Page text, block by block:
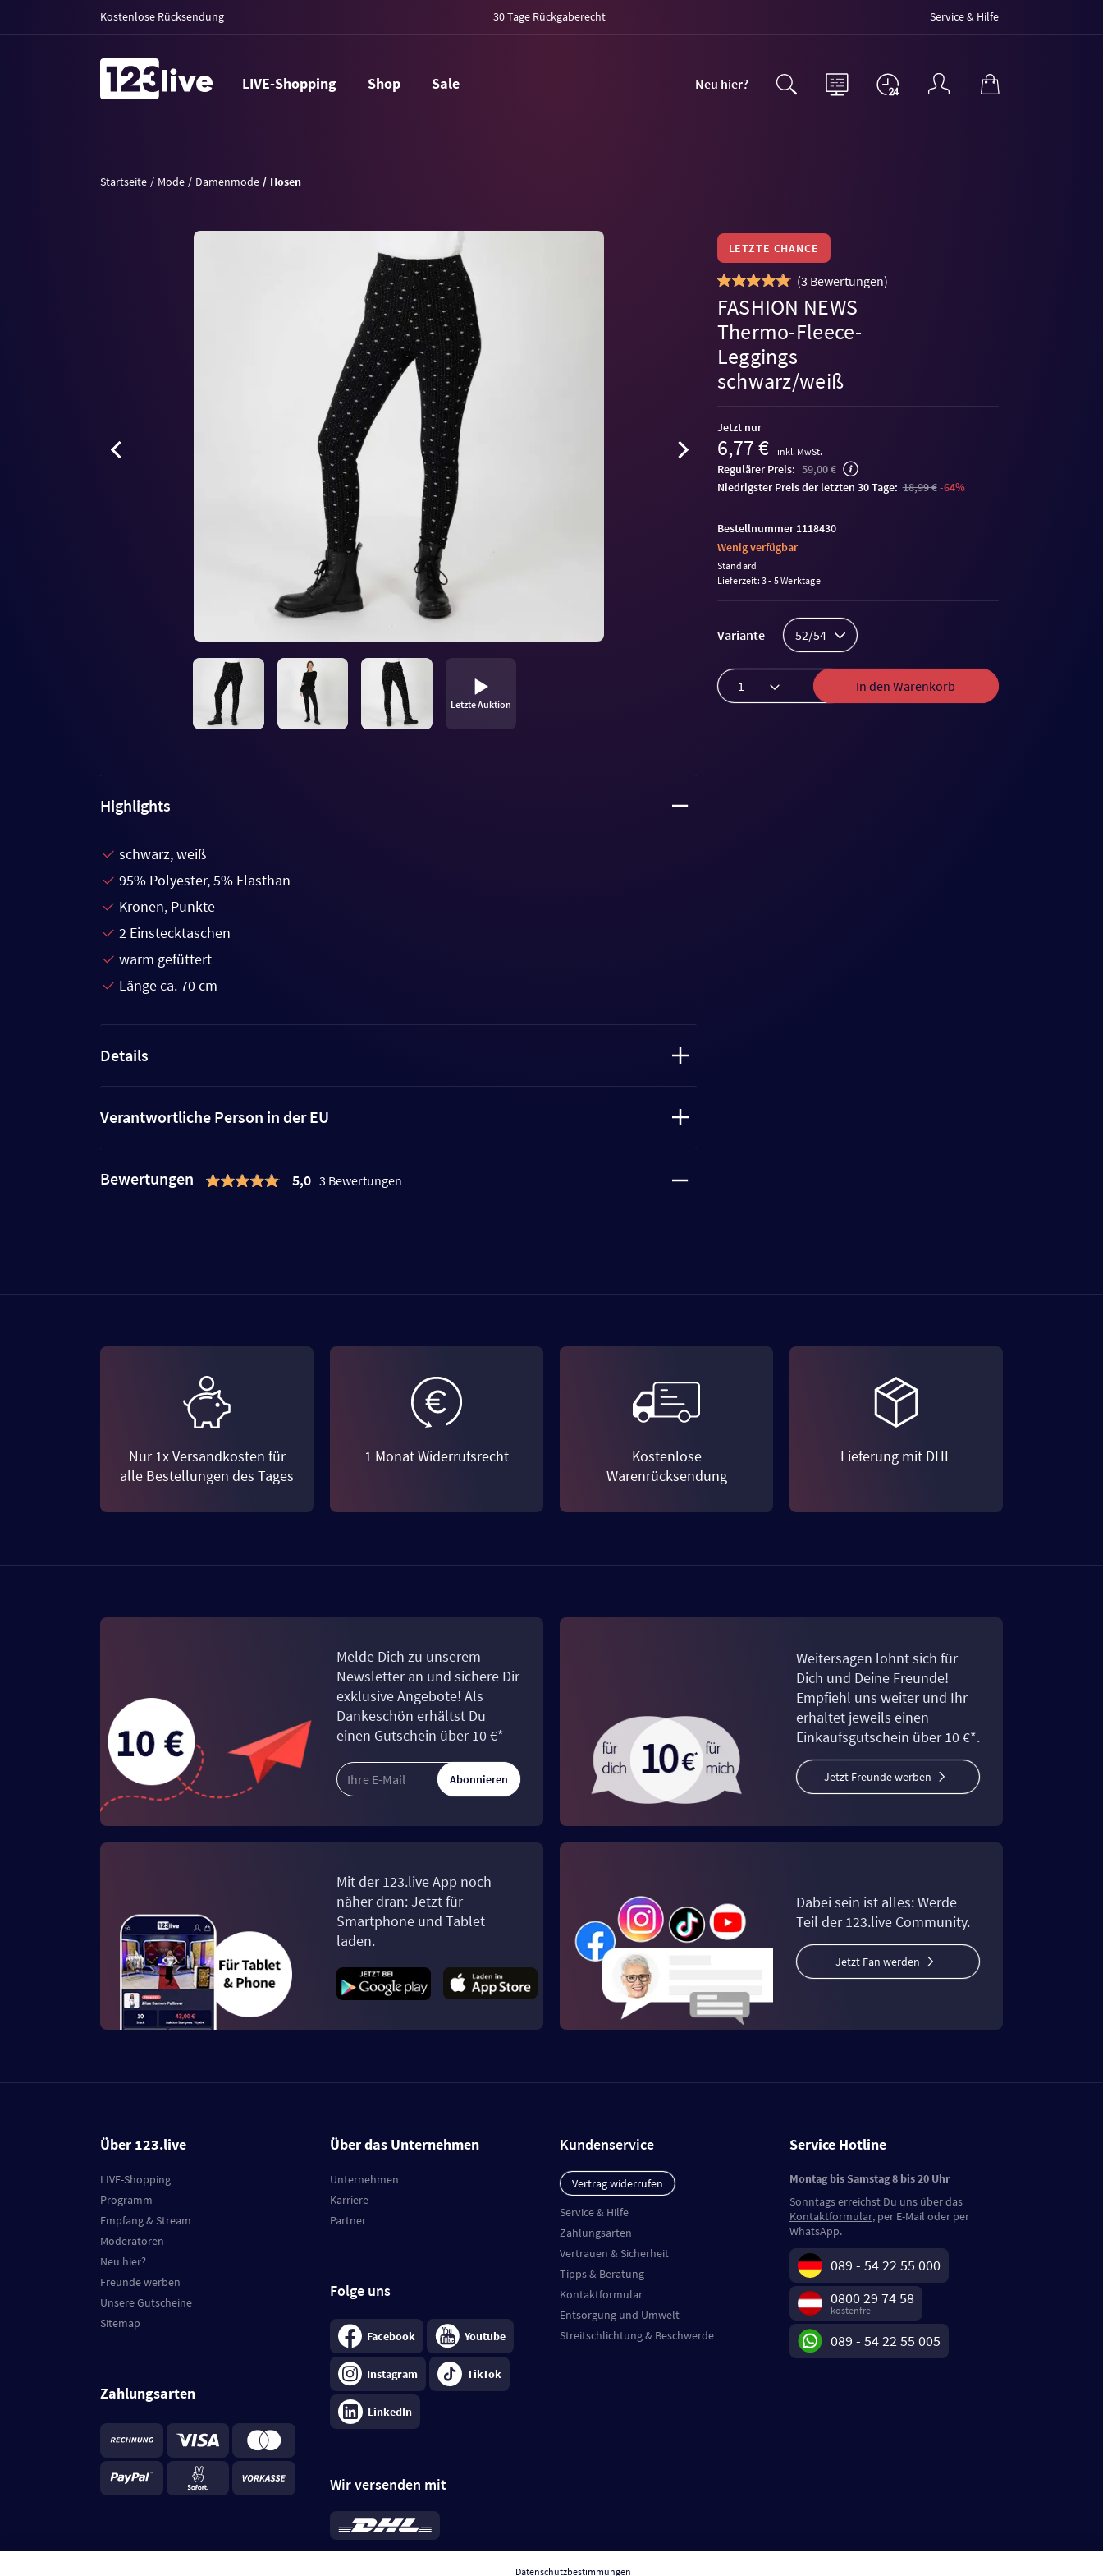
Kostenlose Rücksendung 30 Tage Rückgaberecht Service & Hilfe
LIVE-Shopping Shop Sale Neu hier?
Startseite Mode Damenmode Hosen
Letzte Auktion
LETZTE CHANCE
(3 Bewertungen)
FASHION NEWS
Thermo-Fleece-
Leggings
schwarz/weiß
Jetzt nur
6,77 € inkl. MwSt.
Regulärer Preis: 59,00 €
niedrigster Preis der letzten 30 Tage: 18,99 €-64%
Variante 52/54
In den Warenkorb
Bestellnummer 1118430
Wenig verfügbar
Standard
Lieferzeit: 3 - 5 Werktage
Highlights
schwarz, weiß
95% Polyester, 5% Elasthan
Kronen, Punkte
2 Einstecktaschen
warm gefüttert
Länge ca. 70 cm
Details
Verantwortliche Person in der EU
Bewertungen 5,0 3 Bewertungen
Nur 1x Versandkosten für
alle Bestellungen des Tages
1 Monat Widerrufsrecht
Kostenlose
Warenrücksendung
Lieferung mit DHL
Melde Dich zu unserem
Newsletter an und sichere Dir
exklusive Angebote! Als
Dankeschön erhältst Du
einen Gutschein über 10 €*
Abonnieren
Weitersagen lohnt sich für
Dich und Deine Freunde!
Empfiehl uns weiter und Ihr
erhaltet jeweils einen
Einkaufsgutschein über 10 €*.
Jetzt Freunde werben
Mit der 123.live App noch
näher dran: Jetzt für
Smartphone und Tablet
laden.
Dabei sein ist alles: Werde
Teil der 123.live Community.
Jetzt Fan werden
Über 123.live
LIVE-Shopping
Programm
Empfang & Stream
Moderatoren
Neu hier?
Freunde werben
Unsere Gutscheine
Sitemap
Zahlungsarten
Über das Unternehmen
Unternehmen
Karriere
Partner
Folge uns
Facebook Youtube
Instagram TikTok
LinkedIn
Wir versenden mit
*Standard 6,95 €; bei Kühlware zzgl. 0,99 €
je Bestellung, insgesamt 7,94 €. Lieferzeit3-
Kundenservice
Vertrag widerrufen
Service & Hilfe
Zahlungsarten
Vertrauen & Sicherheit
Tipps & Beratung
Kontaktformular
Entsorgung und Umwelt
Streitschlichtung & Beschwerde
Service Hotline
Montag bis Samstag 8 bis 20 Uhr
Sonntags erreichst Du uns über das
Kontaktformular, per E-Mail oder per
WhatsApp.
089 - 54 22 55 000
0800 29 74 58
kostenfrei
089 - 54 22 55 005
Datenschutzbestimmungen